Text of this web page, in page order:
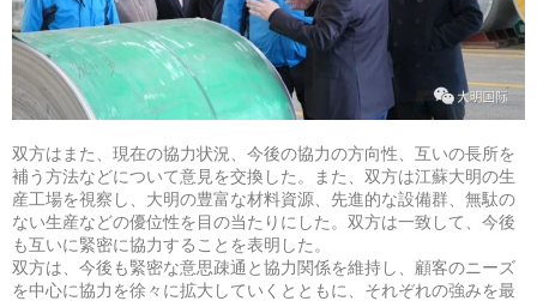
双方はまた、現在の協力状況、今後の協力の方向性、互いの長所を
補う方法などについて意見を交換した。また、双方は江蘇大明の生
産工場を視察し、大明の豊富な材料資源、先進的な設備群、無駄の
ない生産などの優位性を目の当たりにした。双方は一致して、今後
も互いに緊密に協力することを表明した。
双方は、今後も緊密な意思疎通と協力関係を維持し、顧客のニーズ
を中心に協力を徐々に拡大していくとともに、それぞれの強みを最